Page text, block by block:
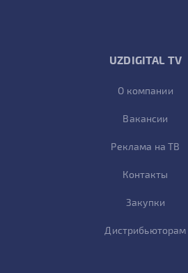
UZDIGITAL TV
О компании
Вакансии
Реклама на ТВ
Контакты
Закупки
Дистрибьюторам